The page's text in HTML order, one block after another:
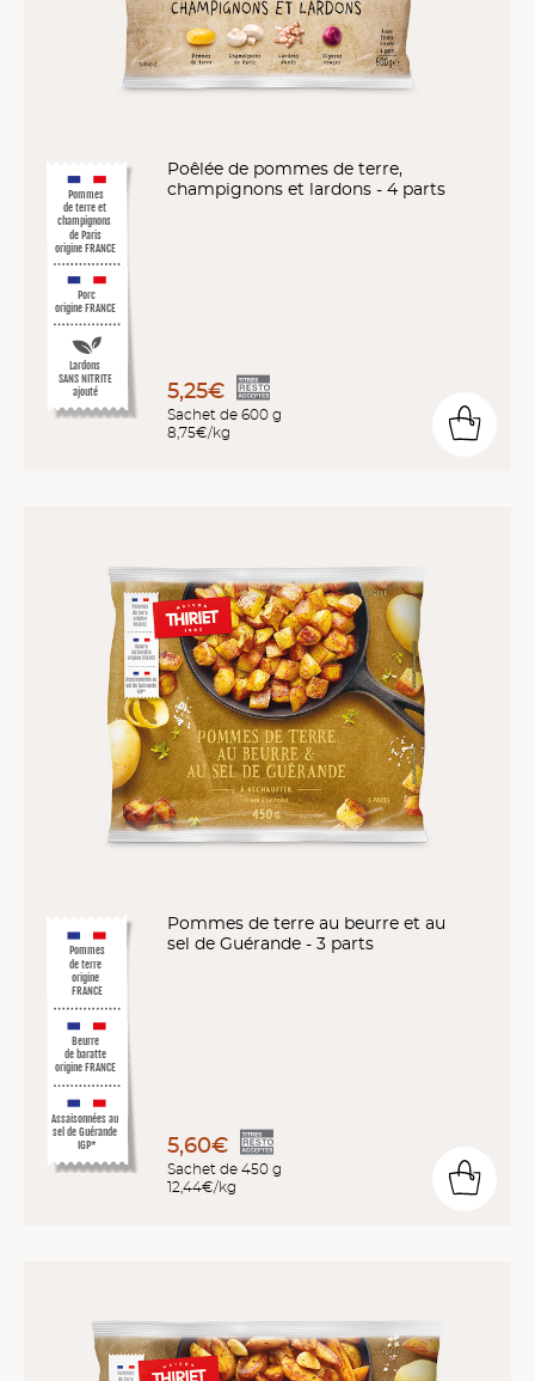
Pommes
de terre et
champignons
de Paris
origine FRANCE
Porc
origine FRANCE
Lardons
SANS NITRITE
ajouté
Poêlée de pommes de terre,
champignons et lardons - 4 parts
5,25€
Sachet de 600 g
8,75€/kg
Pommes
de terre
origine
FRANCE
Beurre
de baratte
origine FRANCE
Assaisonnées au
sel de Guérande
IGP*
Pommes de terre au beurre et au
sel de Guérande - 3 parts
5,60€
Sachet de 450 g
12,44€/kg